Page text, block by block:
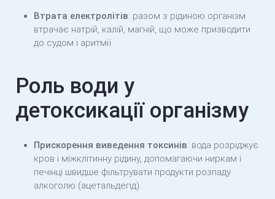
Втрата електролітів: разом з рідиною організм
втрачає натрій, калій, магній, що може призводити
до судом і аритмії.
Роль води у
детоксикації організму
Прискорення виведення токсинів: вода розріджує
кров і міжклітинну рідину, допомагаючи ниркам і
печінці швидше фільтрувати продукти розпаду
алкоголю (ацетальдегід).